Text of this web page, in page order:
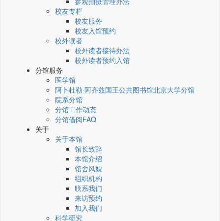
校友专栏
校友服务
校友入馆预约
校外读者
校外读者接待办法
校外读者预约入馆
分馆服务
医学馆
阿卜杜勒·阿齐兹国王公共图书馆北京大学分馆
院系分馆
分馆工作动态
分馆借阅FAQ
关于
关于本馆
馆长致辞
本馆介绍
馆舍风貌
组织机构
联系我们
来访预约
加入我们
科学研究